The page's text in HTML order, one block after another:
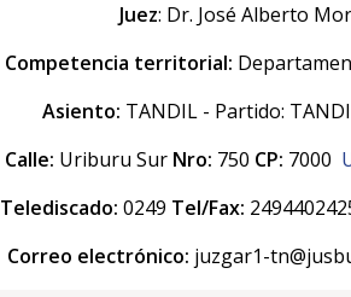
Juez: Dr. José Alberto
Competencia territorial:
Asiento: TANDIL - Partido:
Calle: Uriburu Sur Nro: 750 CP: 7000
Telediscado: 0249 Tel/Fax:
Correo electrónico: juzgar1-